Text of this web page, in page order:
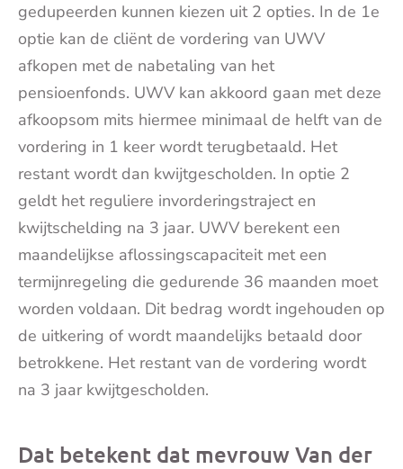
gedupeerden kunnen kiezen uit 2 opties. In de 1e
optie kan de cliënt de vordering van UWV
afkopen met de nabetaling van het
pensioenfonds. UWV kan akkoord gaan met deze
afkoopsom mits hiermee minimaal de helft van de
vordering in 1 keer wordt terugbetaald. Het
restant wordt dan kwijtgescholden. In optie 2
geldt het reguliere invorderingstraject en
kwijtschelding na 3 jaar. UWV berekent een
maandelijkse aflossingscapaciteit met een
termijnregeling die gedurende 36 maanden moet
worden voldaan. Dit bedrag wordt ingehouden op
de uitkering of wordt maandelijks betaald door
betrokkene. Het restant van de vordering wordt
na 3 jaar kwijtgescholden.
Dat betekent dat mevrouw Van der